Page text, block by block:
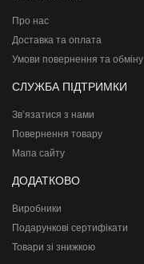
Про нас
Доставка та оплата
Умови повернення та обміну
СЛУЖБА ПІДТРИМКИ
Зв’язатися з нами
Повернення товару
Мапа сайту
ДОДАТКОВО
Виробники
Подарункові сертифікати
Товари зі знижкою